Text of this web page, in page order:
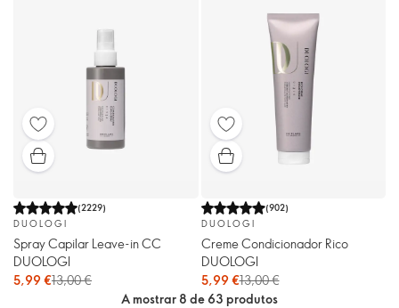
(2229)
DUOLOGI
Spray Capilar Leave-in CC
DUOLOGI
5,99 €13,00 €
(902)
DUOLOGI
Creme Condicionador Rico
DUOLOGI
5,99 €13,00 €
A mostrar 8 de 63 produtos